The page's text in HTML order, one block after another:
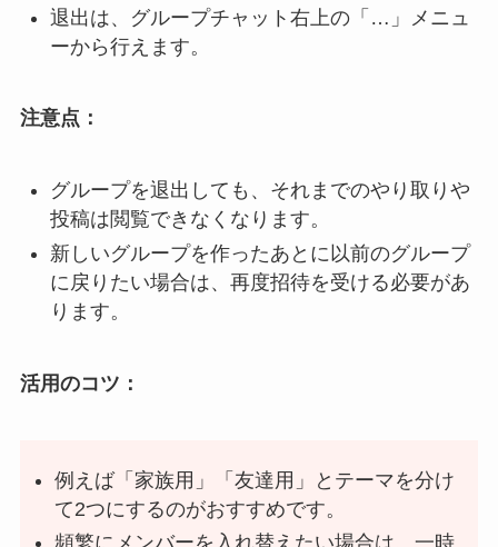
退出は、グループチャット右上の「…」メニュ
ーから行えます。
注意点：
グループを退出しても、それまでのやり取りや
投稿は閲覧できなくなります。
新しいグループを作ったあとに以前のグループ
に戻りたい場合は、再度招待を受ける必要があ
ります。
活用のコツ：
例えば「家族用」「友達用」とテーマを分け
て2つにするのがおすすめです。